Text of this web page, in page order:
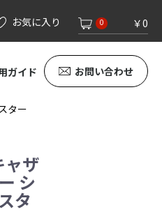
お気に入り 0 ￥0
ガイド お問い合わせ
ター
ャザ
シ
タ